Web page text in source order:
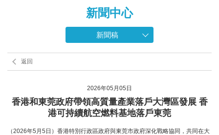
送人披露身份證號碼、銀行戶口或信用卡號碼等
時致電煤氣公司客戶服務熱線：2880 6988或電
郵：towngas.cs@towngas.com 查詢。
新聞中心
新聞稿
返回
2026年05月05日
香港和東莞政府帶領高質量產業落戶大灣區發展 香
港可持續航空燃料基地落戶東莞
（2026年5月5日）香港特別行政區政府與東莞市政府深化戰略協同，共同在大